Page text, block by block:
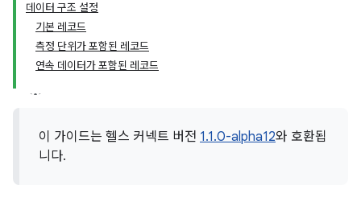
데이터 구조 설정
기본 레코드
측정 단위가 포함된 레코드
연속 데이터가 포함된 레코드
이 가이드는 헬스 커넥트 버전 1.1.0-alpha12와 호환됩
니다.